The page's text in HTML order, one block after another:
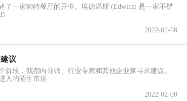
了一家独特餐厅的开业。埃德温斯 (Edwins) 是一家不错
2022-02-08
议
阶段，我都向导师、行业专家和其他企业家寻求建议。
入的陌生市场
2022-02-08